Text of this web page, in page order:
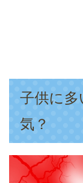
子供に
気？